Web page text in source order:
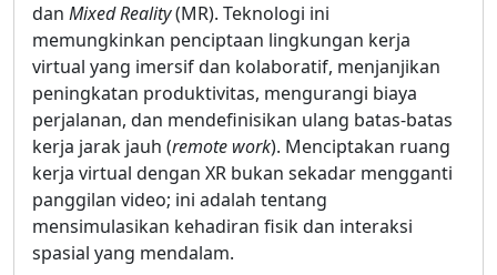
dan Mixed Reality(MR). Teknologi ini
memungkinkan penciptaan lingkungan kerja
virtual yang imersif dan kolaboratif, menjanjikan
peningkatan produktivitas, mengurangi biaya
perjalanan, dan mendefinisikan ulang batas-batas
kerja jarak jauh (remote work). Menciptakan ruang
kerja virtual dengan XR bukan sekadar mengganti
panggilan video; ini adalah tentang
mensimulasikan kehadiran fisik dan interaksi
spasial yang mendalam.